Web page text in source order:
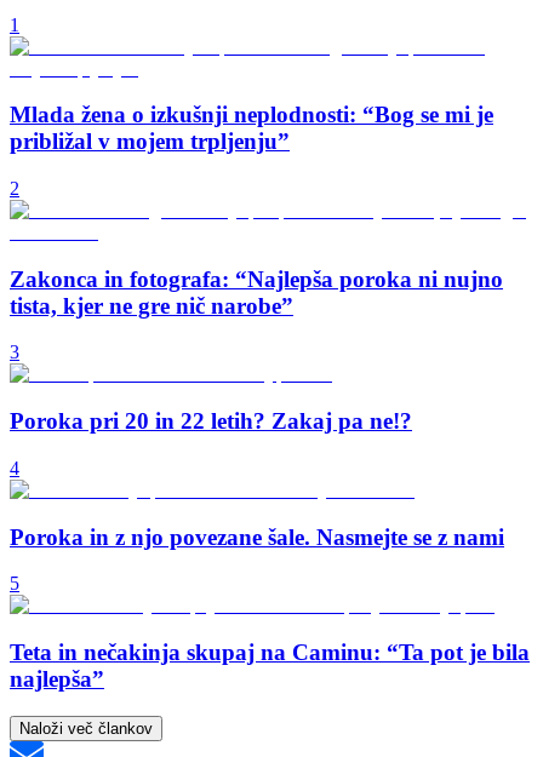
1
Mlada žena o izkušnji neplodnosti: “Bog se mi je
približal v mojem trpljenju”
2
Zakonca in fotografa: “Najlepša poroka ni nujno
tista, kjer ne gre nič narobe”
3
Poroka pri 20 in 22 letih? Zakaj pa ne!?
4
Poroka in z njo povezane šale. Nasmejte se z nami
5
Teta in nečakinja skupaj na Caminu: “Ta pot je bila
najlepša”
Naloži več člankov